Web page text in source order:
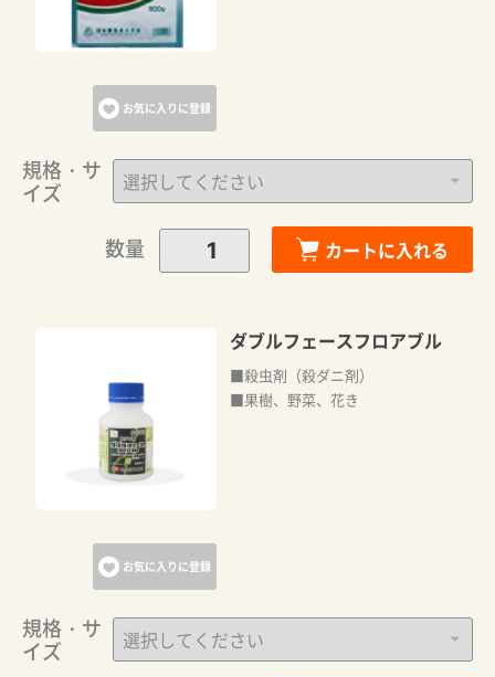
お気に入りに登録
規格・サ
イズ
数量
カートに入れる
お気に入りに登録
ダブルフェースフロアブル
■殺虫剤（殺ダニ剤）
■果樹、野菜、花き
規格・サ
イズ
カートに追加しました。
お買い物を続ける
カートへ進む